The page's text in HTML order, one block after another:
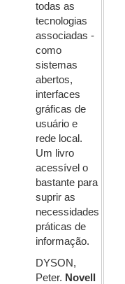
todas as
tecnologias
associadas -
como
sistemas
abertos,
interfaces
gráficas de
usuário e
rede local.
Um livro
acessível o
bastante para
suprir as
necessidades
práticas de
informação.
DYSON,
Peter. Novell